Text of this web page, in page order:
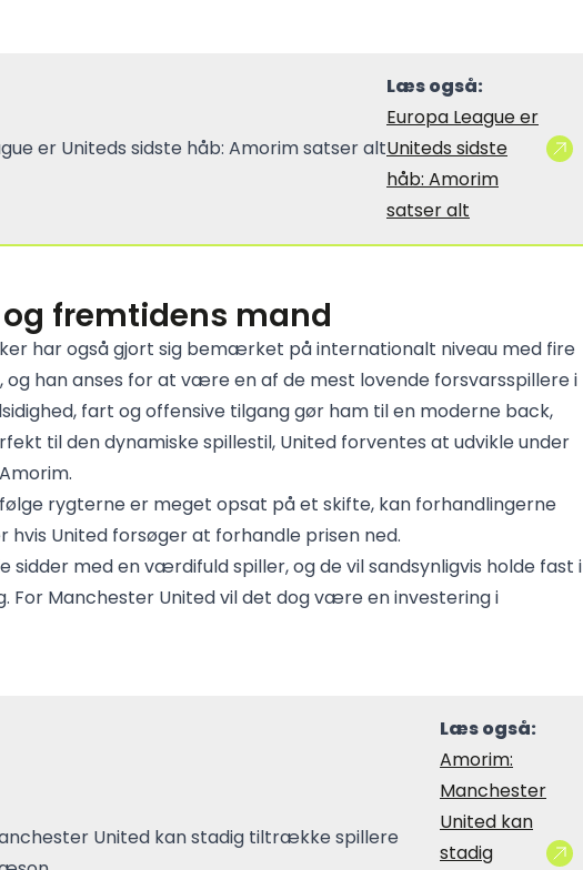
Læs også:
Europa League er
Uniteds sidste
håb: Amorim
satser alt
fremtidens mand
har også gjort sig bemærket på internationalt niveau med fire
og han anses for at være en af de mest lovende forsvarsspillere i
fart og offensive tilgang gør ham til en moderne back,
til den dynamiske spillestil, United forventes at udvikle under
rygterne er meget opsat på et skifte, kan forhandlingerne
United forsøger at forhandle prisen ned.
sidder med en værdifuld spiller, og de vil sandsynligvis holde fast i
For Manchester United vil det dog være en investering i
Læs også:
Amorim:
Manchester
United kan
stadig